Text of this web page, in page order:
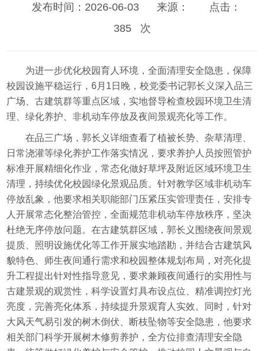
发布时间：2026-06-03 来源：
点击：
385
次
为进一步优化校园育人环境，全面清理安全隐患，保障
校园设施平稳运行，6月1日晚，校党委书记郭长义深入品三
广场、古建筑群等重点区域，实地督导检查校园环境卫生清
理、绿化养护、非机动车停放及夜间景观亮化等工作。
在品三广场，郭长义详细查看了植被长势、杂草清理、
日常浇灌等绿化养护工作落实情况，要求养护人员按照管护
标准开展精细化作业，常态化做好草坪及附近区域环境卫生
清理，持续优化校园绿化景观品质。针对教学区域非机动车
停放乱象，他要求相关职能部门压紧压实管理责任，安排专
人开展常态化整治管控，全面规范非机动车停放秩序，坚决
杜绝无序停放问题。在古建筑群区域，郭长义围绕夜间景观
提质、照明设施优化等工作开展实地踏勘，并结合古建筑风
貌特色、师生夜间通行需求和校园整体规划布局，对亮化提
升工程提出针对性指导意见，要求兼顾夜间通行的实用性与
古建景观的观赏性，科学设置灯具布设点位、精准调控灯光
亮度，完善亮化体系，持续提升景观育人实效。同时，针对
大风天气易引发的树木倒伏、断枝坠物等安全隐患，他要求
相关部门科学开展树木修剪养护，全方位排查清理安全隐